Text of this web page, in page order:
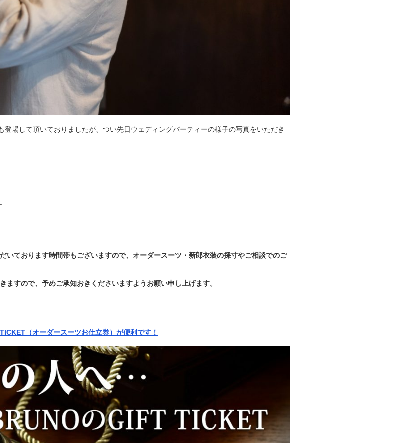
登場して頂いておりましたが、つい先日ウェディングパーティーの様子の写真をいただき
いております時間帯もございますので、オーダースーツ・新郎衣装の採寸やご相談でのご
ますので、予めご承知おきくださいますようお願い申し上げます。
（オーダースーツお仕立券）が便利です！